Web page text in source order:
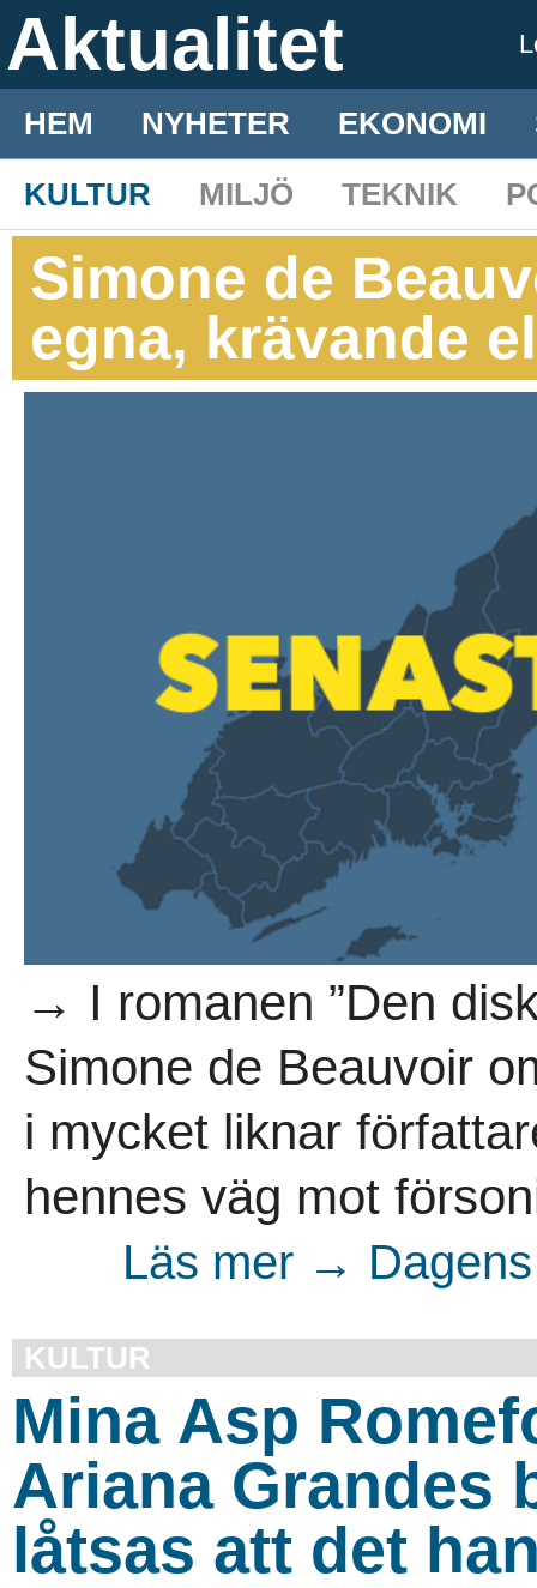
Aktualitet
HEM NYHETER EKONOMI
KULTUR
MILJÖ TEKNIK
Simone de
egna, krävande
→ I romanen ”Den
Simone de Beauvoir
i mycket liknar
hennes väg mot
Läs mer →
KULTUR
Mina Asp
Ariana Grandes
låtsas att det